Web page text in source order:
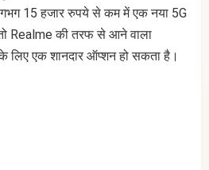
15 हजार रुपये से कम में एक नया 5G
Realme की तरफ से आने वाला
एक शानदार ऑप्शन हो सकता है।